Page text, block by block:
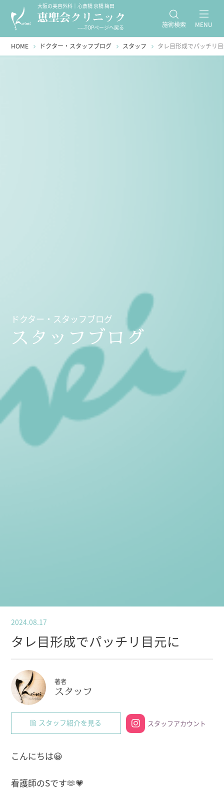
大阪の美容外科｜心斎橋 京橋 梅田
-----TOPページへ戻る 施術検索 MENU
HOME ドクター・スタッフブログ スタッフ タレ目形成でパッチリ
ドクター・スタッフブログ
スタッフブログ
2024.08.17
タレ目形成でパッチリ目元に
著者
スタッフ
スタッフ紹介を見る スタッフアカウント
こんにちは😀
看護師のSです🫶💗